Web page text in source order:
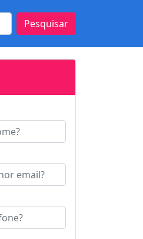
Pesquisar